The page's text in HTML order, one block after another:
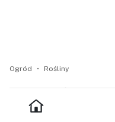
Ogród Rośliny
11 1 0
PODZIEL SIĘ: